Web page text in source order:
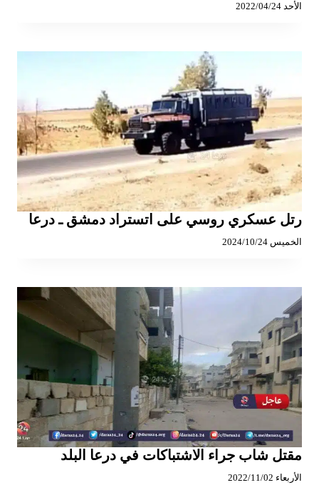
الأحد 2022/04/24
رتل عسكري روسي على اتستراد دمشق ـ درعا
الخميس 2024/10/24
مقتل شاب جراء الاشتباكات في درعا البلد
الأربعاء 2022/11/02